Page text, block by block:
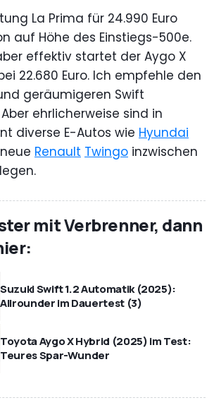
La Prima für 24.990 Euro
auf Höhe des Einstiegs-500e.
effektiv startet der Aygo X
22.680 Euro. Ich empfehle den
geräumigeren Swift
ehrlicherweise sind in
diverse E-Autos wie Hyundai
Renault Twingo inzwischen
mit Verbrenner, dann
Suzuki Swift 1.2 Automatik (2025):
Allrounder im Dauertest (3)
Toyota Aygo X Hybrid (2025) im Test:
Teures Spar-Wunder